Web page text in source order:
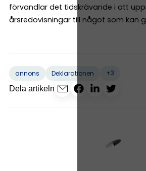
förvandlar det tidskrävande i att
årsredovisningar till något som kan
annons Deklarationen
+3
Dela artikeln